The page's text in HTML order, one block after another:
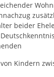
beider
Kindern